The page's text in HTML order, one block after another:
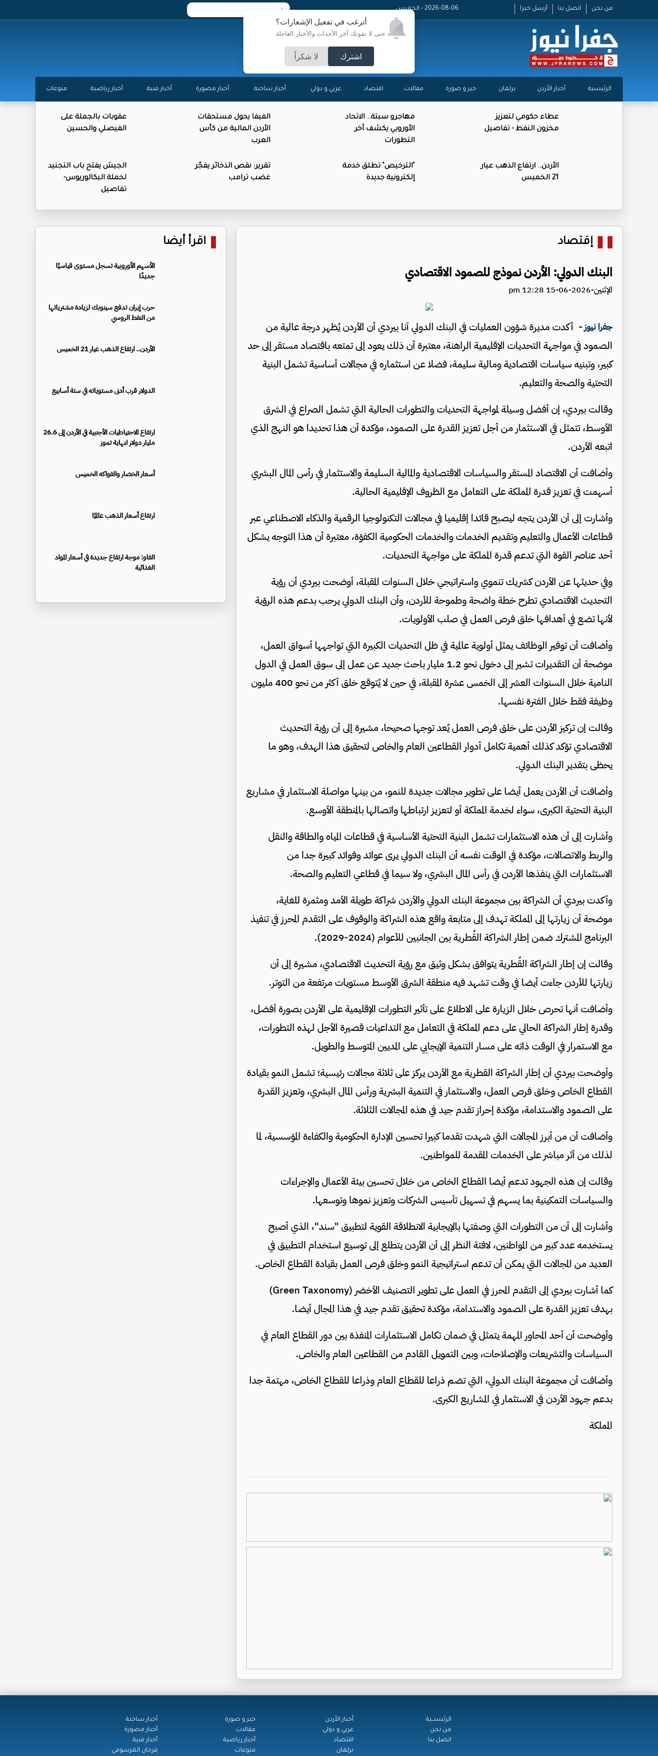
أترغب في تفعيل الإشعارات؟
حتى لا تفوتك آخر الأحداث والأخبار العاجلة
اشترك لا شكراً
من نحن اتصل بنا أرسل خبرا 2026-08-06 - الخميس
الرئيسية أخبار الأردن برلمان خبر و صورة مقالات اقتصاد عربي و دولي أخبار ساخنة أخبار مصورة أخبار فنية أخبار رياضية منوعات
عطاء حكومي لتعزيز
مخزون النفط - تفاصيل
مهاجرو سبتة.. الاتحاد
الأوروبي يكشف آخر
التطورات
الفيفا يحول مستحقات
الأردن المالية من كأس
العرب
عقوبات بالجملة على
الفيصلي والحسين
الأردن.. ارتفاع الذهب عيار
21 الخميس
"الترخيص" تطلق خدمة
إلكترونية جديدة
تقرير: نقص الذخائر يفجّر
غضب ترامب
الجيش يفتح باب التجنيد
لحملة البكالوريوس-
تفاصيل
إقتصاد
البنك الدولي: الأردن نموذج للصمود الاقتصادي
الإثنين-2026-06-15 12:28 pm
جفرا نيوز - أكدت مديرة شؤون العمليات في البنك الدولي آنا بيردي أن الأردن يُظهر درجة عالية من
الصمود في مواجهة التحديات الإقليمية الراهنة، معتبرة أن ذلك يعود إلى تمتعه باقتصاد مستقر إلى حد
كبير، وتبنيه سياسات اقتصادية ومالية سليمة، فضلا عن استثماره في مجالات أساسية تشمل البنية
التحتية والصحة والتعليم.
وقالت بيردي، إن أفضل وسيلة لمواجهة التحديات والتطورات الحالية التي تشمل الصراع في الشرق
الأوسط، تتمثل في الاستثمار من أجل تعزيز القدرة على الصمود، مؤكدة أن هذا تحديدا هو النهج الذي
اتبعه الأردن.
وأضافت أن الاقتصاد المستقر والسياسات الاقتصادية والمالية السليمة والاستثمار في رأس المال البشري
أسهمت في تعزيز قدرة المملكة على التعامل مع الظروف الإقليمية الحالية.
وأشارت إلى أن الأردن يتجه ليصبح قائدا إقليميا في مجالات التكنولوجيا الرقمية والذكاء الاصطناعي عبر
قطاعات الأعمال والتعليم وتقديم الخدمات والخدمات الحكومية الكفؤة، معتبرة أن هذا التوجه يشكل
أحد عناصر القوة التي تدعم قدرة المملكة على مواجهة التحديات.
وفي حديثها عن الأردن كشريك تنموي واستراتيجي خلال السنوات المقبلة، أوضحت بيردي أن رؤية
التحديث الاقتصادي تطرح خطة واضحة وطموحة للأردن، وأن البنك الدولي يرحب بدعم هذه الرؤية
لأنها تضع في أهدافها خلق فرص العمل في صلب الأولويات.
وأضافت أن توفير الوظائف يمثل أولوية عالمية في ظل التحديات الكبيرة التي تواجهها أسواق العمل،
موضحة أن التقديرات تشير إلى دخول نحو 1.2 مليار باحث جديد عن عمل إلى سوق العمل في الدول
النامية خلال السنوات العشر إلى الخمس عشرة المقبلة، في حين لا يُتوقع خلق أكثر من نحو 400 مليون
وظيفة فقط خلال الفترة نفسها.
وقالت إن تركيز الأردن على خلق فرص العمل يُعد توجها صحيحا، مشيرة إلى أن رؤية التحديث
الاقتصادي تؤكد كذلك أهمية تكامل أدوار القطاعين العام والخاص لتحقيق هذا الهدف، وهو ما
يحظى بتقدير البنك الدولي.
وأضافت أن الأردن يعمل أيضا على تطوير مجالات جديدة للنمو، من بينها مواصلة الاستثمار في مشاريع
البنية التحتية الكبرى، سواء لخدمة المملكة أو لتعزيز ارتباطها واتصالها بالمنطقة الأوسع.
وأشارت إلى أن هذه الاستثمارات تشمل البنية التحتية الأساسية في قطاعات المياه والطاقة والنقل
والربط والاتصالات، مؤكدة في الوقت نفسه أن البنك الدولي يرى عوائد وفوائد كبيرة جدا من
الاستثمارات التي ينفذها الأردن في رأس المال البشري، ولا سيما في قطاعي التعليم والصحة.
وأكدت بيردي أن الشراكة بين مجموعة البنك الدولي والأردن شراكة طويلة الأمد ومثمرة للغاية،
موضحة أن زيارتها إلى المملكة تهدف إلى متابعة واقع هذه الشراكة والوقوف على التقدم المحرز في تنفيذ
البرنامج المشترك ضمن إطار الشراكة القُطرية بين الجانبين للأعوام (2024-2029).
وقالت إن إطار الشراكة القُطرية يتوافق بشكل وثيق مع رؤية التحديث الاقتصادي، مشيرة إلى أن
زيارتها للأردن جاءت أيضا في وقت تشهد فيه منطقة الشرق الأوسط مستويات مرتفعة من التوتر.
وأضافت أنها تحرص خلال الزيارة على الاطلاع على تأثير التطورات الإقليمية على الأردن بصورة أفضل،
وقدرة إطار الشراكة الحالي على دعم المملكة في التعامل مع التداعيات قصيرة الأجل لهذه التطورات،
مع الاستمرار في الوقت ذاته على مسار التنمية الإيجابي على المديين المتوسط والطويل.
وأوضحت بيردي أن إطار الشراكة القطرية مع الأردن يركز على ثلاثة مجالات رئيسية؛ تشمل النمو بقيادة
القطاع الخاص وخلق فرص العمل، والاستثمار في التنمية البشرية ورأس المال البشري، وتعزيز القدرة
على الصمود والاستدامة، مؤكدة إحراز تقدم جيد في هذه المجالات الثلاثة.
وأضافت أن من أبرز المجالات التي شهدت تقدما كبيرا تحسين الإدارة الحكومية والكفاءة المؤسسية، لما
لذلك من أثر مباشر على الخدمات المقدمة للمواطنين.
وقالت إن هذه الجهود تدعم أيضا القطاع الخاص من خلال تحسين بيئة الأعمال والإجراءات
والسياسات التمكينية بما يسهم في تسهيل تأسيس الشركات وتعزيز نموها وتوسعها.
وأشارت إلى أن من التطورات التي وصفتها بالإيجابية الانطلاقة القوية لتطبيق "سند"، الذي أصبح
يستخدمه عدد كبير من المواطنين، لافتة النظر إلى أن الأردن يتطلع إلى توسيع استخدام التطبيق في
العديد من المجالات التي يمكن أن تدعم استراتيجية النمو وخلق فرص العمل بقيادة القطاع الخاص.
كما أشارت بيردي إلى التقدم المحرز في العمل على تطوير التصنيف الأخضر (Green Taxonomy)
بهدف تعزيز القدرة على الصمود والاستدامة، مؤكدة تحقيق تقدم جيد في هذا المجال أيضا.
وأوضحت أن أحد المحاور المهمة يتمثل في ضمان تكامل الاستثمارات المنفذة بين دور القطاع العام في
السياسات والتشريعات والإصلاحات، وبين التمويل القادم من القطاعين العام والخاص.
وأضافت أن مجموعة البنك الدولي، التي تضم ذراعا للقطاع العام وذراعا للقطاع الخاص، مهتمة جدا
بدعم جهود الأردن في الاستثمار في المشاريع الكبرى.
المملكة
اقرأ أيضا
الأسهم الأوروبية تسجل مستوى قياسيًا
جديدًا
حرب إيران تدفع سينوبك لزيادة مشترياتها
من النفط الروسي
الأردن.. ارتفاع الذهب عيار 21 الخميس
الدولار قرب أدنى مستوياته في ستة أسابيع
ارتفاع الاحتياطيات الأجنبية في الأردن إلى 26.6
مليار دولار لنهاية تموز
أسعار الخضار والفواكه الخميس
ارتفاع أسعار الذهب عالميًا
الفاو: موجة ارتفاع جديدة في أسعار المواد
الغذائية
الرئيســية
من نحن
اتصل بنا
أخبار الأردن
عربي و دولي
اقتصاد
برلمان
خبر و صورة
مقالات
أخبار رياضية
منوعات
أخبار ساخنة
أخبار مصورة
أخبار فنية
فرحان المرسومي